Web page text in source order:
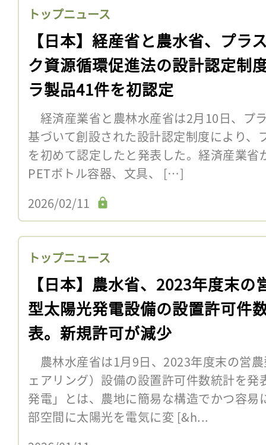
トップニュース
【日本】経産省と農水省、プラ
ク資源循環促進法の設計認定制
ラ製品41件を初認定
経済産業省と農林水産省は2月10日、プ
基づいて創設された設計認定制度により、
を初めて認定したと発表した。経済産業
PETボトル容器、文具、 […]
2026/02/11
トップニュース
【日本】農水省、2023年度末の
型太陽光発電設備の設置許可件
表。新規許可が減少
農林水産省は1月9日、2023年度末の営
ェアリング）設備の設置許可件数統計を
発電」とは、農地に簡易な構造でかつ容易
部空間に太陽光を電気に変 [&h...